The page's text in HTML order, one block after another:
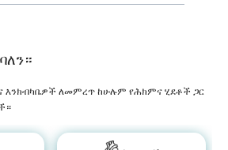
እንክብካቤዎች ለመምረጥ ከሁሉም የሕክምና ሂደቶች ጋር